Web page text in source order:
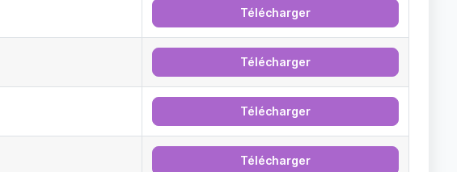
Télécharger
Télécharger
Télécharger
Télécharger